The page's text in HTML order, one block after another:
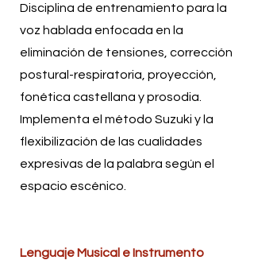
Disciplina de entrenamiento para la
voz hablada enfocada en la
eliminación de tensiones, corrección
postural-respiratoria, proyección,
fonética castellana y prosodia.
Implementa el método Suzuki y la
flexibilización de las cualidades
expresivas de la palabra según el
espacio escénico.
Lenguaje Musical e Instrumento